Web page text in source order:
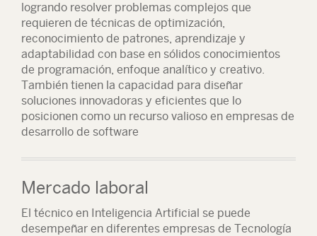
logrando resolver problemas complejos que
requieren de técnicas de optimización,
reconocimiento de patrones, aprendizaje y
adaptabilidad con base en sólidos conocimientos
de programación, enfoque analítico y creativo.
También tienen la capacidad para diseñar
soluciones innovadoras y eficientes que lo
posicionen como un recurso valioso en empresas de
desarrollo de software
Mercado laboral
El técnico en Inteligencia Artificial se puede
desempeñar en diferentes empresas de Tecnología